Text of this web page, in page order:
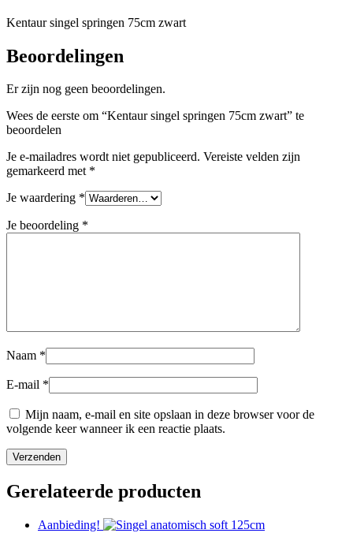
Kentaur singel springen 75cm zwart
Beoordelingen
Er zijn nog geen beoordelingen.
Wees de eerste om “Kentaur singel springen 75cm zwart” te
beoordelen
Je e-mailadres wordt niet gepubliceerd. Vereiste velden zijn
gemarkeerd met *
Je waardering *
Je beoordeling *
Naam *
E-mail *
Mijn naam, e-mail en site opslaan in deze browser voor de
volgende keer wanneer ik een reactie plaats.
Gerelateerde producten
Aanbieding!